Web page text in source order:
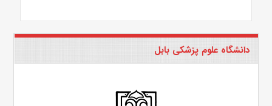
دانشگاه علوم پزشکی بابل